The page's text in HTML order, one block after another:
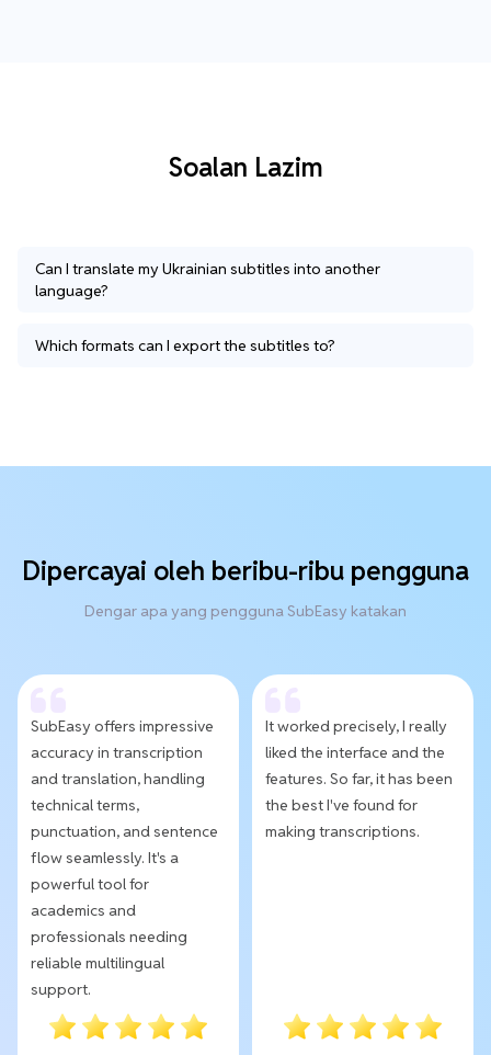
Soalan Lazim
Can I translate my Ukrainian subtitles into another
language?
Which formats can I export the subtitles to?
Dipercayai oleh beribu-ribu pengguna
Dengar apa yang pengguna SubEasy katakan
SubEasy offers impressive
accuracy in transcription
and translation, handling
technical terms,
punctuation, and sentence
flow seamlessly. It's a
powerful tool for
academics and
professionals needing
reliable multilingual
support.
It worked precisely, I really
liked the interface and the
features. So far, it has been
the best I've found for
making transcriptions.